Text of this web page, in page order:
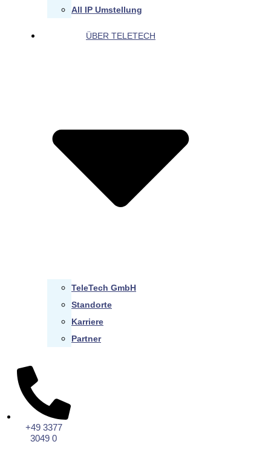
All IP Umstellung
ÜBER TELETECH
TeleTech GmbH
Standorte
Karriere
Partner
+49 3377
3049 0